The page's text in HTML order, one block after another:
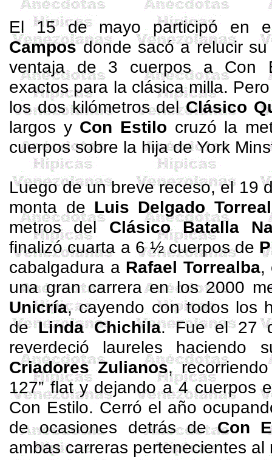
El 15 de mayo participó en
Camposdonde sacó a relucir su
ventaja de 3 cuerpos a Con
exactos para la clásica milla.
los dos kilómetros delClásico
largos y Con Estilo cruzó la
cuerpos sobre la hija de York
Luego de un breve receso, el 19
monta de Luis Delgado
metros del Clásico Batalla
finalizó cuarta a 6 ½ cuerpos de
cabalgadura a Rafael Torrealba,
una gran carrera en los 2000
Unicría, cayendo con todos los
deLindaChichila. Fue el 27
reverdeció laureles
Criadores Zulianos,
127” flat y dejando a 4 cuerpos
Con Estilo. Cerró el año
de ocasiones detrás deCon
ambas carreras pertenecientes al